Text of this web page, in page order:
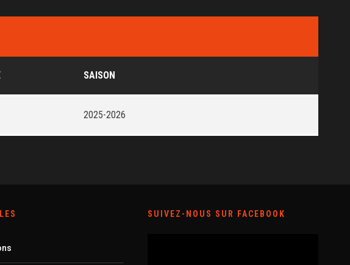
SAISON
2025-2026
SUIVEZ-NOUS SUR FACEBOOK